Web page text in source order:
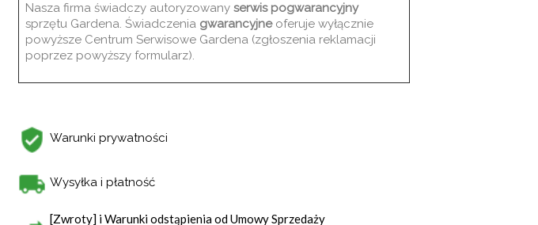
Nasza firma świadczy autoryzowany serwis pogwarancyjny
sprzętu Gardena. Świadczenia gwarancyjneoferuje wyłącznie
powyższe Centrum Serwisowe Gardena (zgłoszenia reklamacji
poprzez powyższy formularz).
Warunki prywatności
Wysyłka i płatność
[Zwroty] i Warunki odstąpienia od Umowy Sprzedaży